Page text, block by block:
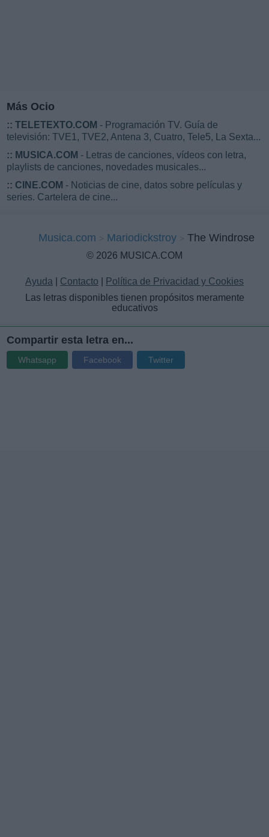
Más Ocio
:: TELETEXTO.COM - Programación TV. Guía de
televisión: TVE1, TVE2, Antena 3, Cuatro, Tele5, La Sexta...
:: MUSICA.COM - Letras de canciones, vídeos con letra,
playlists de canciones, novedades musicales...
:: CINE.COM - Noticias de cine, datos sobre películas y
series. Cartelera de cine...
Musica.com Mariodickstroy The Windrose
© 2026 MUSICA.COM
Ayuda Contacto
Política de Privacidad y Cookies
Las letras disponibles tienen propósitos meramente
educativos
Compartir esta letra en...
Whatsapp Facebook Twitter